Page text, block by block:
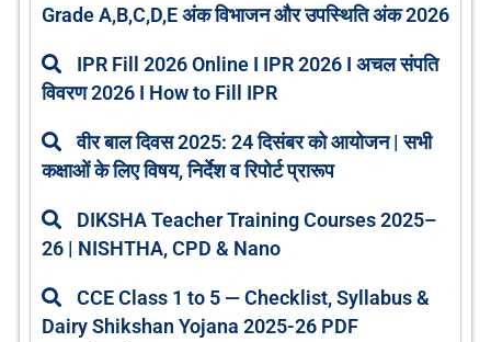
Grade A,B,C,D,E अंक विभाजन और उपस्थिति अंक 2026
IPR Fill 2026 Online I IPR 2026 I अचल संपति
विवरण 2026 I How to Fill IPR
वीर बाल दिवस 2025: 24 दिसंबर को आयोजन | सभी
कक्षाओं के लिए विषय, निर्देश व रिपोर्ट प्रारूप
DIKSHA Teacher Training Courses 2025–
26 | NISHTHA, CPD & Nano
CCE Class 1 to 5 — Checklist, Syllabus &
Dairy Shikshan Yojana 2025-26 PDF